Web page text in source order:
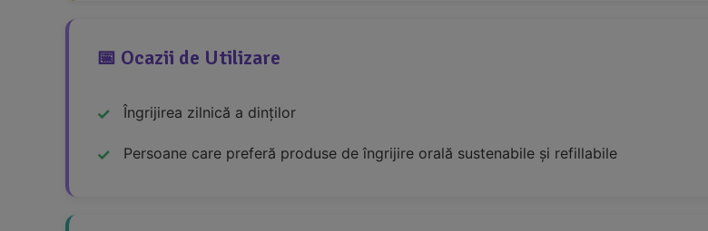
📅 Ocazii de Utilizare
Îngrijirea zilnică a dinților
Persoane care preferă produse de îngrijire orală sustenabile și refillabile